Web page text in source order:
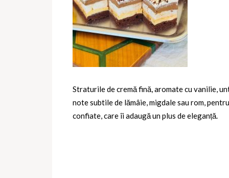
Straturile de cremă fină, aromate cu vanilie,
note subtile de lămâie, migdale sau rom,
confiate, care îi adaugă un plus de eleganță.